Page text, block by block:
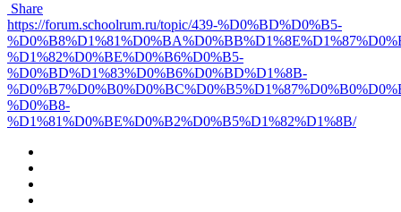
Share
https://forum.schoolrum.ru/topic/439-%D0%BD%D0%B5-
%D1%82%D0%BE%D0%B6%D0%B5-
%D0%BD%D1%83%D0%B6%D0%BD%D1%8B-
%D0%B8-
%D1%81%D0%BE%D0%B2%D0%B5%D1%82%D1%8B/